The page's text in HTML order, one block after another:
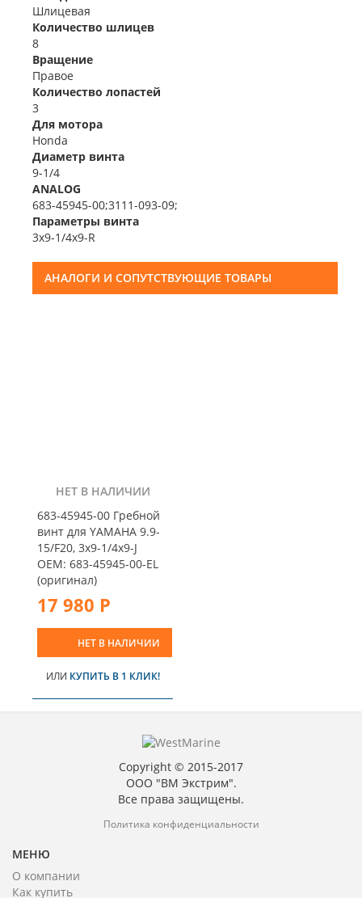
Шлицевая
Количество шлицев
8
Вращение
Правое
Количество лопастей
3
Для мотора
Honda
Диаметр винта
9-1/4
ANALOG
683-45945-00;3111-093-09;
Параметры винта
3x9-1/4x9-R
АНАЛОГИ И СОПУТСТВУЮЩИЕ ТОВАРЫ
НЕТ В НАЛИЧИИ
683-45945-00 Гребной
винт для YAMAHA 9.9-
15/F20, 3x9-1/4x9-J
OEM: 683-45945-00-EL
(оригинал)
17 980 Р
НЕТ В НАЛИЧИИ
ИЛИ КУПИТЬ В 1 КЛИК!
Copyright © 2015-2017
ООО "ВМ Экстрим".
Все права защищены.
Политика конфиденциальности
МЕНЮ
О компании
Как купить